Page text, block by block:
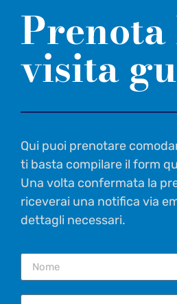
visita
Qui puoi prenotare
ti basta compilare il form
Una volta confermata la
riceverai una notifica via
dettagli necessari.